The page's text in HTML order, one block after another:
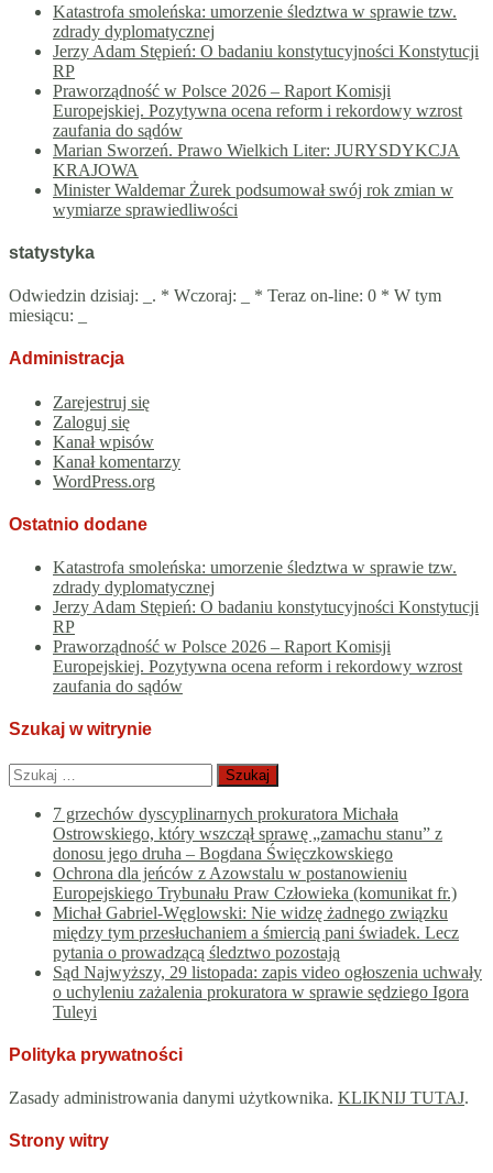
Katastrofa smoleńska: umorzenie śledztwa w sprawie tzw.
zdrady dyplomatycznej
Jerzy Adam Stępień: O badaniu konstytucyjności Konstytucji
RP
Praworządność w Polsce 2026 – Raport Komisji
Europejskiej. Pozytywna ocena reform i rekordowy wzrost
zaufania do sądów
Marian Sworzeń. Prawo Wielkich Liter: JURYSDYKCJA
KRAJOWA
Minister Waldemar Żurek podsumował swój rok zmian w
wymiarze sprawiedliwości
statystyka
Odwiedzin dzisiaj: . * Wczoraj:
* Teraz on-line: 0 * W tym
miesiącu:
Administracja
Zarejestruj się
Zaloguj się
Kanał wpisów
Kanał komentarzy
WordPress.org
Ostatnio dodane
Katastrofa smoleńska: umorzenie śledztwa w sprawie tzw.
zdrady dyplomatycznej
Jerzy Adam Stępień: O badaniu konstytucyjności Konstytucji
RP
Praworządność w Polsce 2026 – Raport Komisji
Europejskiej. Pozytywna ocena reform i rekordowy wzrost
zaufania do sądów
Szukaj w witrynie
Szukaj:
7 grzechów dyscyplinarnych prokuratora Michała
Ostrowskiego, który wszczął sprawę „zamachu stanu” z
donosu jego druha – Bogdana Święczkowskiego
Ochrona dla jeńców z Azowstalu w postanowieniu
Europejskiego Trybunału Praw Człowieka (komunikat fr.)
Michał Gabriel-Węglowski: Nie widzę żadnego związku
między tym przesłuchaniem a śmiercią pani świadek. Lecz
pytania o prowadzącą śledztwo pozostają
Sąd Najwyższy, 29 listopada: zapis video ogłoszenia uchwały
o uchyleniu zażalenia prokuratora w sprawie sędziego Igora
Tuleyi
Polityka prywatności
Zasady administrowania danymi użytkownika. KLIKNIJ TUTAJ.
Strony witry